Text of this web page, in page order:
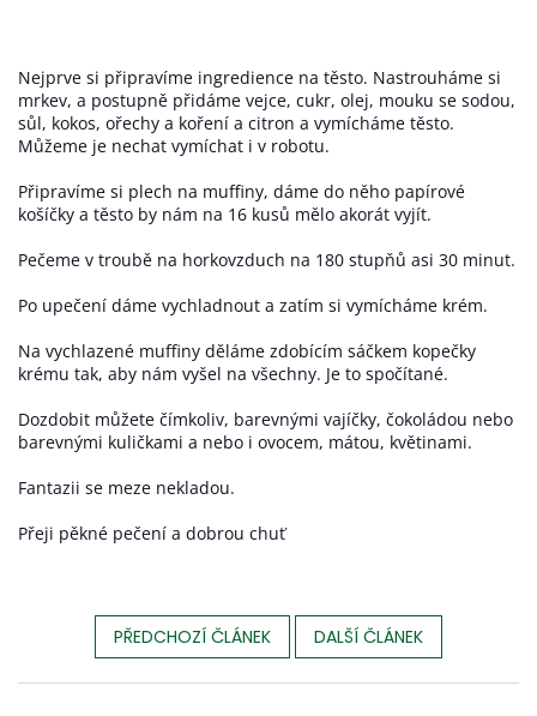
Nejprve si připravíme ingredience na těsto. Nastrouháme si
mrkev, a postupně přidáme vejce, cukr, olej, mouku se sodou,
sůl, kokos, ořechy a koření a citron a vymícháme těsto.
Můžeme je nechat vymíchat i v robotu.
Připravíme si plech na muffiny, dáme do něho papírové
košíčky a těsto by nám na 16 kusů mělo akorát vyjít.
Pečeme v troubě na horkovzduch na 180 stupňů asi 30 minut.
Po upečení dáme vychladnout a zatím si vymícháme krém.
Na vychlazené muffiny děláme zdobícím sáčkem kopečky
krému tak, aby nám vyšel na všechny. Je to spočítané.
Dozdobit můžete čímkoliv, barevnými vajíčky, čokoládou nebo
barevnými kuličkami a nebo i ovocem, mátou, květinami.
Fantazii se meze nekladou.
Přeji pěkné pečení a dobrou chuť
PŘEDCHOZÍ ČLÁNEK DALŠÍ ČLÁNEK